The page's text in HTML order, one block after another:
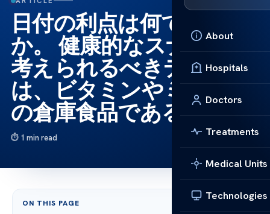
About
Hospitals
Doctors
Treatments
Medical Units
Technologies
日付の利点は何である
か。 健康的なスナックと
考えられるべきデーツ
は、ビタミンやミネラル
の倉庫食品である。日
1 min read
ON THIS PAGE